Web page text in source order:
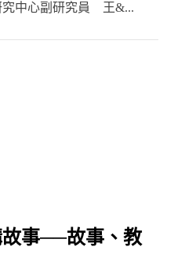
究中心副研究員 王&...
事──故事、教